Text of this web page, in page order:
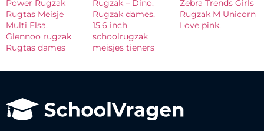
Power Rugzak
Rugtas Meisje
Multi Elsa.
Glennoo rugzak
Rugtas dames
Rugzak – Dino.
Rugzak dames,
15,6 inch
schoolrugzak
meisjes tieners
Zebra Trends Girls
Rugzak M Unicorn
Love pink.